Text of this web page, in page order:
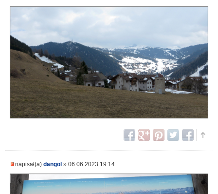
napisał(a) dangol » 06.06.2023 19:14